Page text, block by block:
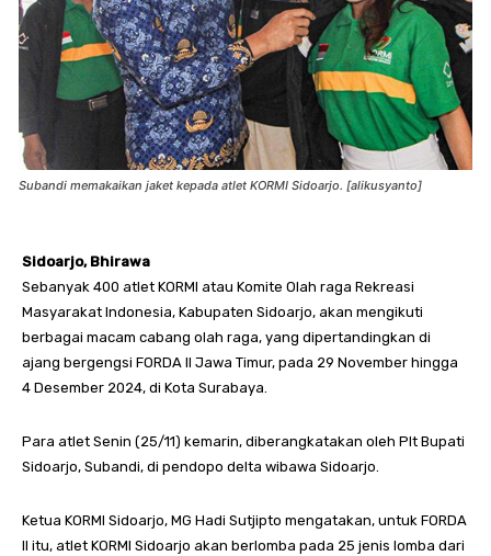
Subandi memakaikan jaket kepada atlet KORMI Sidoarjo. [alikusyanto]
Sidoarjo, Bhirawa
Sebanyak 400 atlet KORMI atau Komite Olah raga Rekreasi
Masyarakat Indonesia, Kabupaten Sidoarjo, akan mengikuti
berbagai macam cabang olah raga, yang dipertandingkan di
ajang bergengsi FORDA II Jawa Timur, pada 29 November hingga
4 Desember 2024, di Kota Surabaya.
Para atlet Senin (25/11) kemarin, diberangkatakan oleh Plt Bupati
Sidoarjo, Subandi, di pendopo delta wibawa Sidoarjo.
Ketua KORMI Sidoarjo, MG Hadi Sutjipto mengatakan, untuk FORDA
II itu, atlet KORMI Sidoarjo akan berlomba pada 25 jenis lomba dari